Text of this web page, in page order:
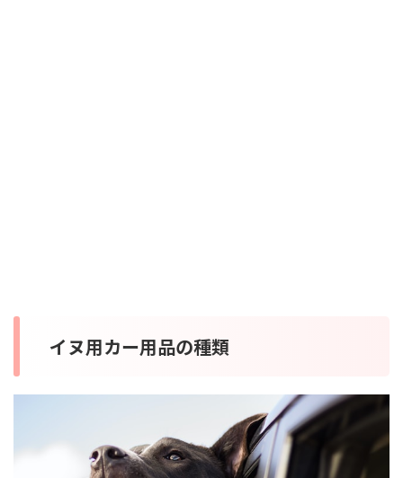
イヌ用カー用品の種類